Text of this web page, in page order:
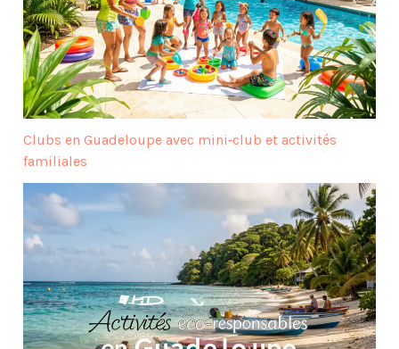
Clubs en Guadeloupe avec mini‑club et activités
familiales